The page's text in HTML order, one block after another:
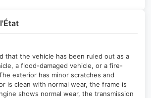
that the vehicle has been ruled out as a
a flood-damaged vehicle, or a fire-
exterior has minor scratches and
is clean with normal wear, the frame is
shows normal wear, the transmission